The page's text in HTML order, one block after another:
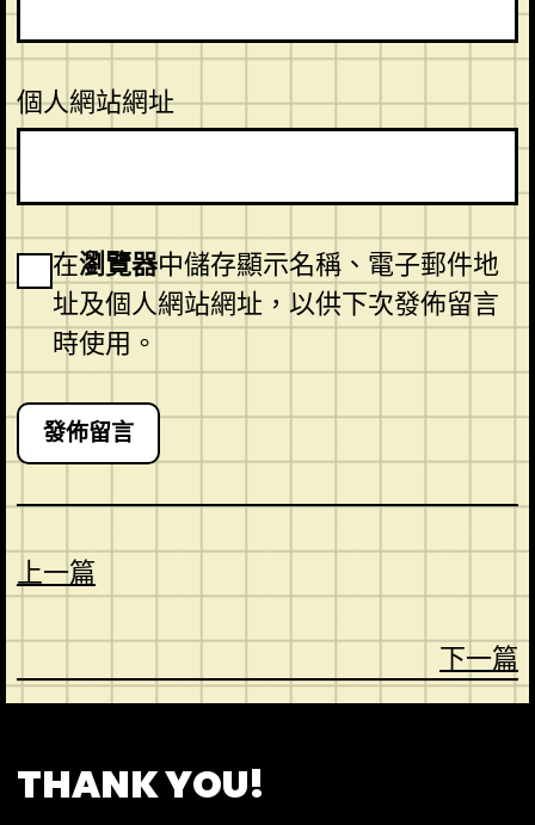
個人網站網址
在瀏覽器中儲存顯示名稱、電子郵件地
址及個人網站網址，以供下次發佈留言
時使用。
上一篇
下一篇
THANK YOU!